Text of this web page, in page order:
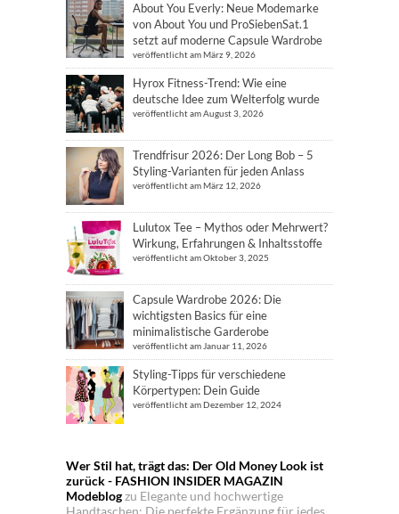
About You Everly: Neue Modemarke
von About You und ProSiebenSat.1
setzt auf moderne Capsule Wardrobe
veröffentlicht am März 9, 2026
Hyrox Fitness-Trend: Wie eine
deutsche Idee zum Welterfolg wurde
veröffentlicht am August 3, 2026
Trendfrisur 2026: Der Long Bob – 5
Styling-Varianten für jeden Anlass
veröffentlicht am März 12, 2026
Lulutox Tee – Mythos oder Mehrwert?
Wirkung, Erfahrungen & Inhaltsstoffe
veröffentlicht am Oktober 3, 2025
Capsule Wardrobe 2026: Die
wichtigsten Basics für eine
minimalistische Garderobe
veröffentlicht am Januar 11, 2026
Styling-Tipps für verschiedene
Körpertypen: Dein Guide
veröffentlicht am Dezember 12, 2024
Wer Stil hat, trägt das: Der Old Money Look ist
zurück - FASHION INSIDER MAGAZIN
Modeblogzu Elegante und hochwertige